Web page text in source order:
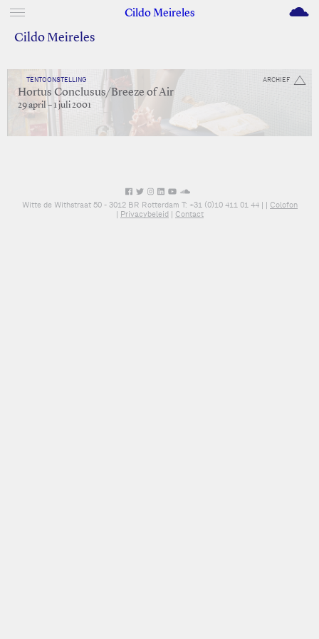
Cildo Meireles M
Cildo Meireles
ARCHIEF
TENTOONSTELLING
Hortus Conclusus/Breeze of Air
29 april – 1 juli 2001
Witte de Withstraat 50 - 3012 BR Rotterdam T: +31 (0)10 411 01 44 | | Colofon
| Privacybeleid| Contact